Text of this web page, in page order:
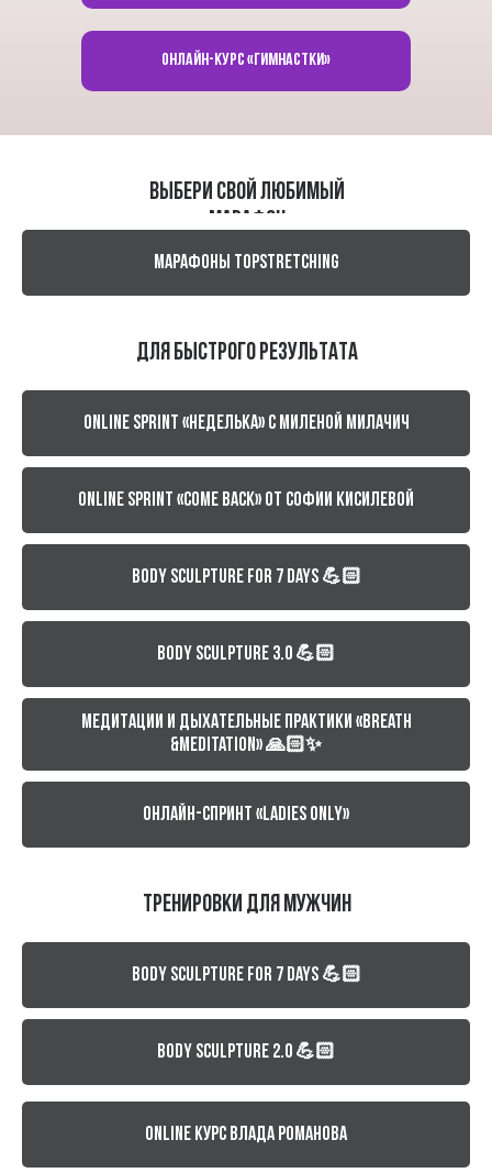
Онлайн-курс «Гимнастки»
выбери свой любимый
марафон
МАРАФОНЫ topstretching
Для быстрого результата
Online sprint «Неделька» с Миленой Милачич
Online sprint «COME BACK» от Софии Кисилевой
Body sculpture for 7 days 💪🏻
Body sculpture 3.0 💪🏻
Медитации и дыхательные практики «Breath
&Meditation» 🙏🏻✨
Онлайн-спринт «Ladies only»
ТРЕНИРОВКИ ДЛЯ МУЖЧИН
Body sculpture for 7 days 💪🏻
Body sculpture 2.0 💪🏻
Online курс Влада Романова